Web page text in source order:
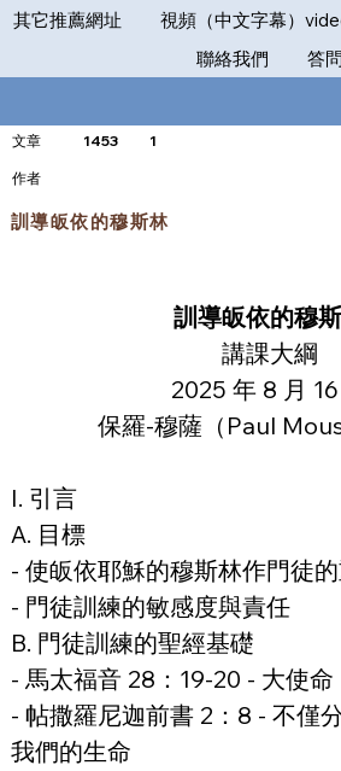
其它推薦網址
視頻（中文字幕）
聯絡我們
答問
文章 1453 1
​作者
訓導皈依的穆斯林
訓導皈依的穆
講課大綱
2025 年 8 月
保羅-穆薩（Paul
I. 引言
A. 目標
- 使皈依耶穌的穆斯林作門徒
- 門徒訓練的敏感度與責任
B. 門徒訓練的聖經基礎
- 馬太福音 28：19-20 - 大使命
- 帖撒羅尼迦前書 2：8 - 不僅
我們的生命